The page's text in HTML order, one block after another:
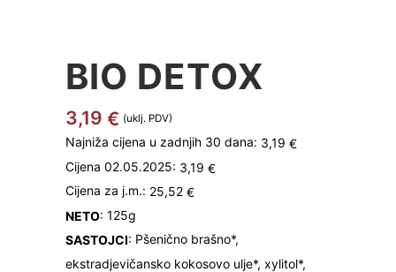
BIO DETOX
3,19 € (uklj. PDV)
Najniža cijena u zadnjih 30 dana: 3,19 €
Cijena 02.05.2025: 3,19 €
Cijena za j.m.: 25,52 €
NETO: 125g
SASTOJCI: Pšenično brašno*,
ekstradjevičansko kokosovo ulje*, xylitol*,